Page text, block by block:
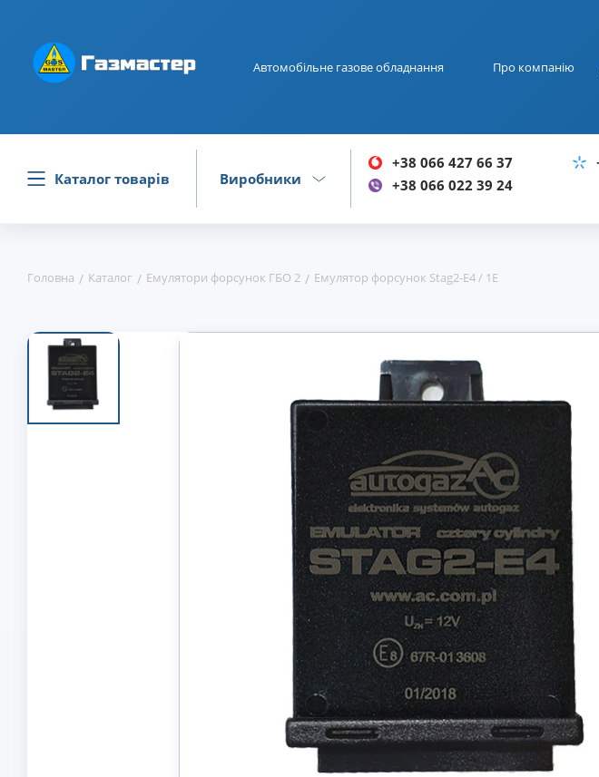
Автомобільне газове обладнання Про компанію
Каталог товарів Виробники
+38 066 427 66 37
+38 066 022 39 24
Головна Каталог Емулятори форсунок ГБО 2 Емулятор форсунок Stag2-E4 / 1E